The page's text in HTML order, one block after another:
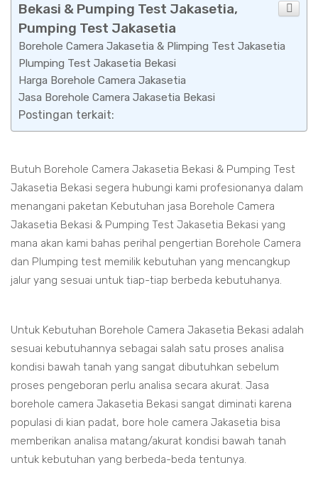
Bekasi & Pumping Test Jakasetia,
Pumping Test Jakasetia
Borehole Camera Jakasetia & Plimping Test Jakasetia
Plumping Test Jakasetia Bekasi
Harga Borehole Camera Jakasetia
Jasa Borehole Camera Jakasetia Bekasi
Postingan terkait:
Butuh Borehole Camera Jakasetia Bekasi & Pumping Test
Jakasetia Bekasi segera hubungi kami profesionanya dalam
menangani paketan Kebutuhan jasa Borehole Camera
Jakasetia Bekasi & Pumping Test Jakasetia Bekasi yang
mana akan kami bahas perihal pengertian Borehole Camera
dan Plumping test memilik kebutuhan yang mencangkup
jalur yang sesuai untuk tiap-tiap berbeda kebutuhanya.
Untuk Kebutuhan Borehole Camera Jakasetia Bekasi adalah
sesuai kebutuhannya sebagai salah satu proses analisa
kondisi bawah tanah yang sangat dibutuhkan sebelum
proses pengeboran perlu analisa secara akurat. Jasa
borehole camera Jakasetia Bekasi sangat diminati karena
populasi di kian padat, bore hole camera Jakasetia bisa
memberikan analisa matang/akurat kondisi bawah tanah
untuk kebutuhan yang berbeda-beda tentunya.